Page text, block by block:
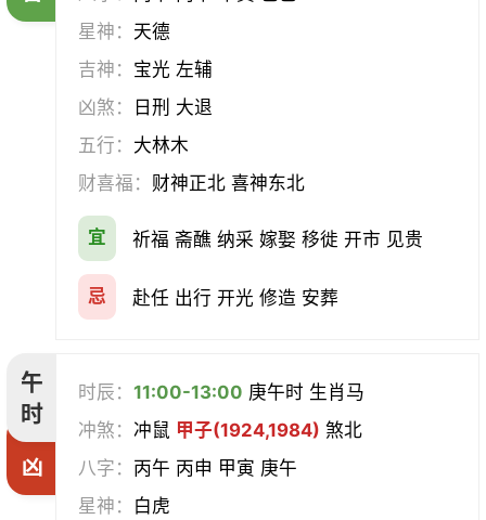
星神： 天德
吉神： 宝光 左辅
凶煞：
日刑 大退
五行： 大林木
财喜福： 财神正北 喜神东北
宜 祈福 斋醮 纳采 嫁娶 移徙 开市 见贵
忌 赴任 出行 开光 修造 安葬
午
时
凶
时辰：11:00-13:00 庚午时 生肖马
冲煞：冲鼠 甲子(1924,1984) 煞北
八字： 丙午 丙申 甲寅 庚午
星神： 白虎